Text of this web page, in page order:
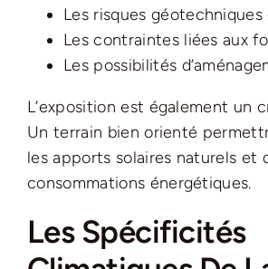
Les risques géotechniques
Les contraintes liées aux
Les possibilités
L’exposition est également un
Un terrain bien orienté
les apports solaires naturels et
consommations énergétiques.
Les Spécificités